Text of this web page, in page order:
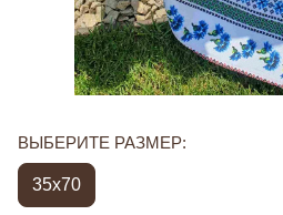
ВЫБЕРИТЕ РАЗМЕР:
35x70